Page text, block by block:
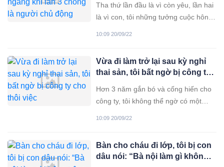
muốn chấm dứt
Tha thứ lần đầu là vì còn yêu, lần hai
là vì con, tôi những tưởng cuộc hôn
thứ 3, song lần này anh mới là người
chủ động muốn
10:09 20/09/22
Vừa đi làm trở lại sau kỳ nghỉ
thai sản, tôi bất ngờ bị công ty
Hơn 3 năm gắn bó và cống hiến cho
công ty, tôi không thể ngờ có một
nghỉ thai sản. Nhưng, điều khiến tôi
không thể chấp nhận
10:09 20/09/22
Bàn cho cháu đi lớp, tôi bị con
dâu nói: “Bà nội làm gì không